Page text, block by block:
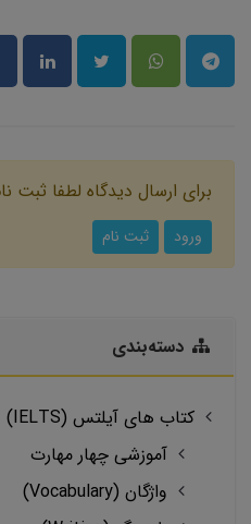
برای ارسال دیدگاه لطفا ثبت
ورود ثبت نام
دسته‌بندی
کتاب های آیلتس (IELTS)
آموزشی چهار مهارت
واژگان (Vocabulary)